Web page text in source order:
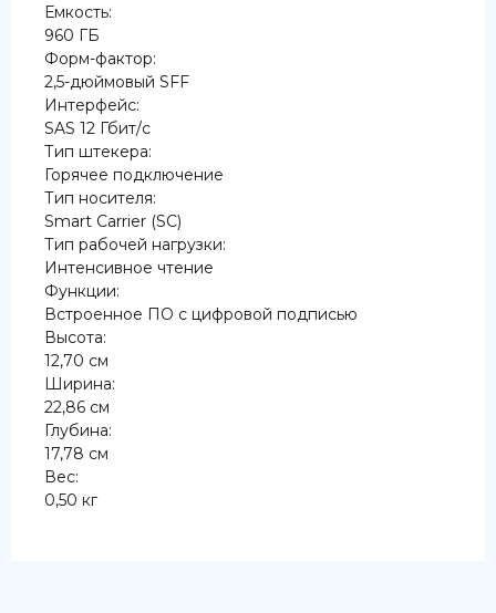
Емкость:
960 ГБ
Форм-фактор:
2,5-дюймовый SFF
Интерфейс:
SAS 12 Гбит/с
Тип штекера:
Горячее подключение
Тип носителя:
Smart Carrier (SC)
Тип рабочей нагрузки:
Интенсивное чтение
Функции:
Встроенное ПО с цифровой подписью
Высота:
12,70 см
Ширина:
22,86 см
Глубина:
17,78 см
Вес:
0,50 кг